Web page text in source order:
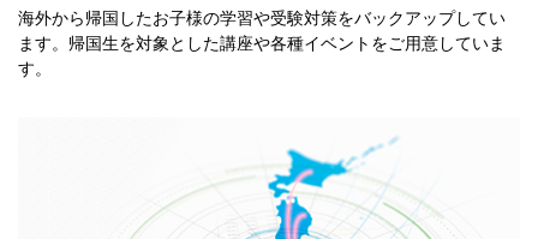
海外から帰国したお子様の学習や受験対策をバックアップしてい
ます。帰国生を対象とした講座や各種イベントをご用意していま
す。